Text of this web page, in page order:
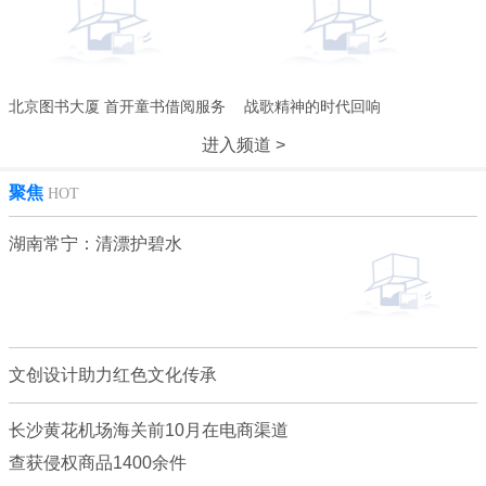
北京图书大厦 首开童书借阅服务 战歌精神的时代回响
进入频道 >
聚焦 HOT
湖南常宁：清漂护碧水
文创设计助力红色文化传承
长沙黄花机场海关前10月在电商渠道
查获侵权商品1400余件